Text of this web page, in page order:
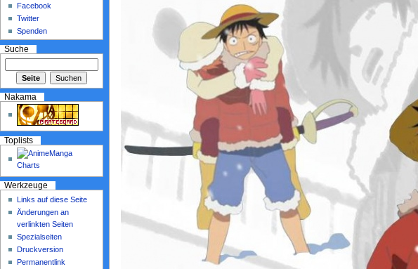
Facebook
Twitter
Spenden
Suche
Nakama
Toplists
Werkzeuge
Links auf diese Seite
Änderungen an
verlinkten Seiten
Spezialseiten
Druckversion
Permanentlink